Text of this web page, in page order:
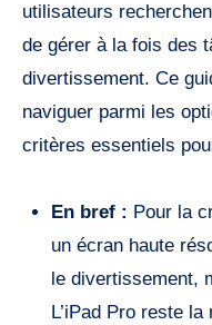
utilisateurs
de gérer à la fois des
divertissement. Ce
naviguer parmi les
critères essentiels
En bref : Pour la
un écran haute
le divertissement,
L’iPad Pro reste